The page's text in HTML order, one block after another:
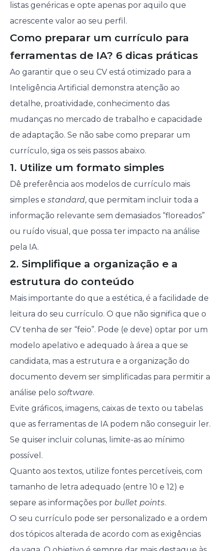
listas genéricas e opte apenas por aquilo que
acrescente valor ao seu perfil.
Como preparar um currículo para
ferramentas de IA? 6 dicas práticas
Ao garantir que o seu CV está otimizado para a
Inteligência Artificial demonstra atenção ao
detalhe, proatividade, conhecimento das
mudanças no mercado de trabalho e capacidade
de adaptação. Se não sabe como preparar um
currículo, siga os seis passos abaixo.
1. Utilize um formato simples
Dê preferência aos modelos de currículo mais
simples e standard, que permitam incluir toda a
informação relevante sem demasiados “floreados”
ou ruído visual, que possa ter impacto na análise
pela IA.
2. Simplifique a organização e a
estrutura do conteúdo
Mais importante do que a estética, é a facilidade de
leitura do seu currículo. O que não significa que o
CV tenha de ser “feio”. Pode (e deve) optar por um
modelo apelativo e adequado à área a que se
candidata, mas a estrutura e a organização do
documento devem ser simplificadas para permitir a
análise pelo software.
Evite gráficos, imagens, caixas de texto ou tabelas
que as ferramentas de IA podem não conseguir ler.
Se quiser incluir colunas, limite-as ao mínimo
possível.
Quanto aos textos, utilize fontes percetíveis, com
tamanho de letra adequado (entre 10 e 12) e
separe as informações por bullet points.
O seu currículo pode ser personalizado e a ordem
dos tópicos alterada de acordo com as exigências